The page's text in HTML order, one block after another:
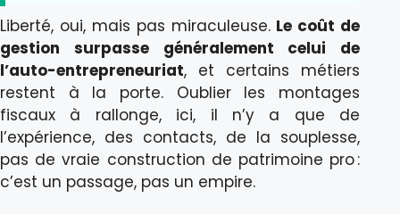
Liberté, oui, mais pas miraculeuse. Le coût de
gestion surpasse généralement celui de
l’auto-entrepreneuriat, et certains métiers
restent à la porte. Oublier les montages
fiscaux à rallonge, ici, il n’y a que de
l’expérience, des contacts, de la souplesse,
pas de vraie construction de patrimoine pro :
c’est un passage, pas un empire.